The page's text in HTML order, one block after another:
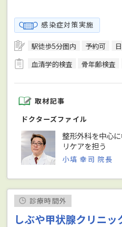
感染症対策実施
駅徒歩5分圏内 予約可
血清学的検査
骨年齢検査
取材記事
ドクターズファイル
整形外科を中心
リケアを担う
小塙 幸司 院長
診療時間外
しぶや甲状腺クリニッ